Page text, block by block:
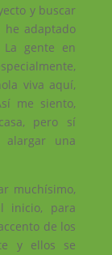
y buscar
adaptado
gente en
viva aquí,
me siento,
pero sí
alargar una
muchísimo,
inicio, para
de los
y ellos se